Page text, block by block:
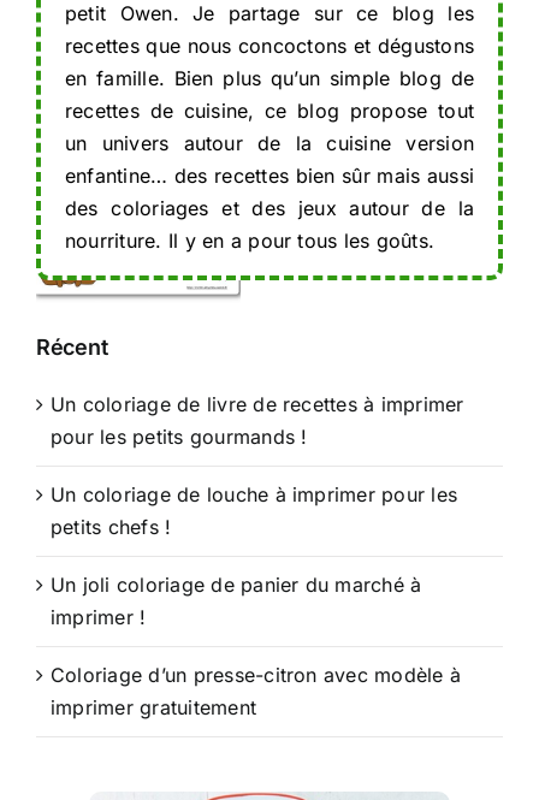
Naty-Boyer
Comptine
« A… A…
A… J’ai du
chocolat »
« Petit ours
est bien
malade »
poésie de
Raymond
petit Owen. Je partage sur ce blog les
recettes que nous concoctons et dégustons
en famille. Bien plus qu’un simple blog de
recettes de cuisine, ce blog propose tout
un univers autour de la cuisine version
enfantine… des recettes bien sûr mais aussi
des coloriages et des jeux autour de la
nourriture. Il y en a pour tous les goûts.
Récent
Un coloriage de livre de recettes à imprimer
pour les petits gourmands !
Un coloriage de louche à imprimer pour les
petits chefs !
Un joli coloriage de panier du marché à
imprimer !
Coloriage d’un presse-citron avec modèle à
imprimer gratuitement